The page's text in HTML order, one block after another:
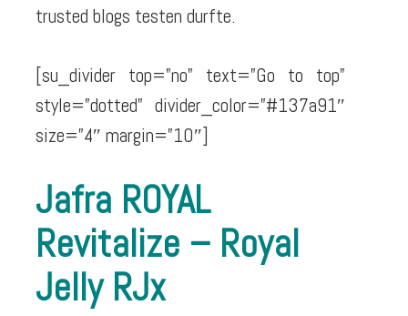
trusted blogs testen durfte.
[su_divider top=”no” text=”Go to top”
style=”dotted” divider_color=”#137a91″
size=”4″ margin=”10″]
Jafra ROYAL
Revitalize – Royal
Jelly RJx